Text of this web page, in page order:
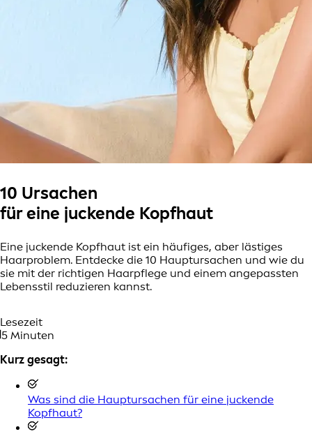
10 Ursachen
für eine juckende Kopfhaut
Eine juckende Kopfhaut ist ein häufiges, aber lästiges
Haarproblem. Entdecke die 10 Hauptursachen und wie du
sie mit der richtigen Haarpflege und einem angepassten
Lebensstil reduzieren kannst.
Lesezeit
5 Minuten
Kurz gesagt:
Was sind die Hauptursachen für eine juckende
Kopfhaut?